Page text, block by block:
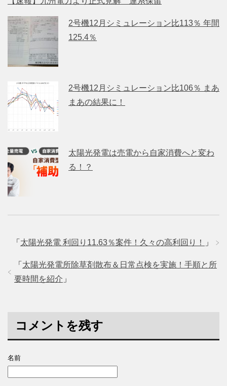
2号機12月シミュレーション比113％ 年間
125.4％
2号機12月シミュレーション比106％ まあ
まあの結果に！
太陽光発電は売電から自家消費へと変わ
る！？
「 太陽光発電 利回り11.63％案件！久々の高利回り！ 」
「 太陽光発電所除草剤散布＆日常点検を実施！手順と所
要時間を紹介 」
コメントを残す
名前